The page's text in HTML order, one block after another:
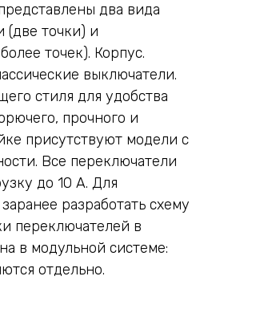
два вида
(две точки) и
точек). Корпус.
выключатели.
стиля для удобства
прочного и
присутствуют модели с
Все переключатели
до 10 А. Для
разработать схему
переключателей в
в модульной системе:
отдельно.